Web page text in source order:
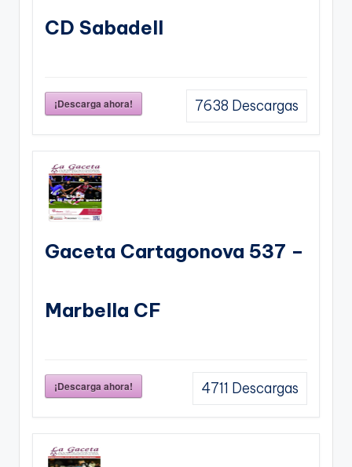
CD Sabadell
¡Descarga ahora! 7638 Descargas
Gaceta Cartagonova 537 –
Marbella CF
¡Descarga ahora! 4711 Descargas